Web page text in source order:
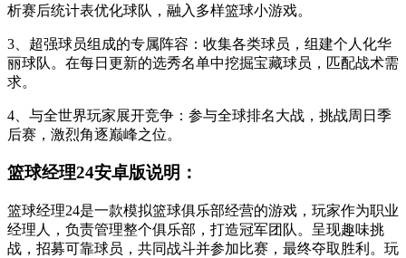
析赛后统计表优化球队，融入多样篮球小游戏。
3、超强球员组成的专属阵容：收集各类球员，组建个人化华
丽球队。在每日更新的选秀名单中挖掘宝藏球员，匹配战术需
求。
4、与全世界玩家展开竞争：参与全球排名大战，挑战周日季
后赛，激烈角逐巅峰之位。
篮球经理24安卓版说明：
篮球经理24是一款模拟篮球俱乐部经营的游戏，玩家作为职业
经理人，负责管理整个俱乐部，打造冠军团队。呈现趣味挑
战，招募可靠球员，共同战斗并参加比赛，最终夺取胜利。玩